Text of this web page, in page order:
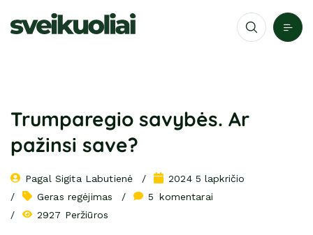
Trumparegio savybės. Ar
pažinsi save?
Pagal Sigita Labutienė
2024 5 lapkričio
Geras regėjimas
5 komentarai
2927 Peržiūros